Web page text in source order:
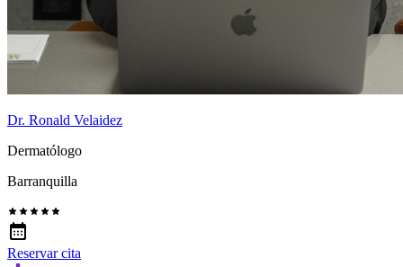
Dr. Ronald Velaidez
Dermatólogo
Barranquilla
Reservar cita